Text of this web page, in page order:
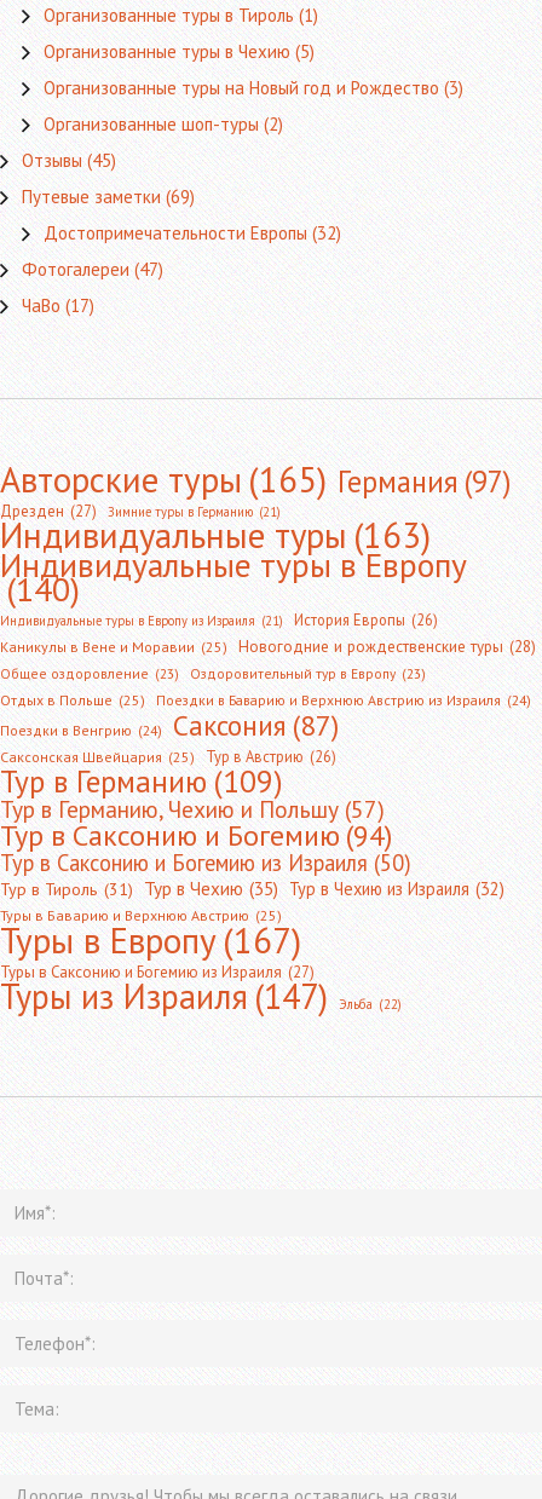
Организованные туры в Тироль(1)
Организованные туры в Чехию(5)
Организованные туры на Новый год и Рождество(3)
Организованные шоп-туры(2)
Отзывы(45)
Путевые заметки(69)
Достопримечательности Европы(32)
Фотогалереи(47)
ЧаВо(17)
Авторские туры(165) Германия(97)
Дрезден (27) Зимние туры в Германию (21)
Индивидуальные туры(163)
Индивидуальные туры в Европу
(140)
Индивидуальные туры в Европу из Израиля (21) История Европы (26)
Каникулы в Вене и Моравии (25) Новогодние и рождественские туры (28)
Общее оздоровление (23) Оздоровительный тур в Европу (23)
Отдых в Польше (25) Поездки в Баварию и Верхнюю Австрию из Израиля (24)
Поездки в Венгрию (24) Саксония (87)
Саксонская Швейцария (25) Тур в Австрию (26)
Тур в Германию(109)
Тур в Германию, Чехию и Польшу (57)
Тур в Саксонию и Богемию(94)
Тур в Саксонию и Богемию из Израиля (50)
Тур в Тироль (31) Тур в Чехию (35) Тур в Чехию из Израиля (32)
Туры в Баварию и Верхнюю Австрию (25)
Туры в Европу(167)
Туры в Саксонию и Богемию из Израиля (27)
Туры из Израиля(147) Эльба (22)